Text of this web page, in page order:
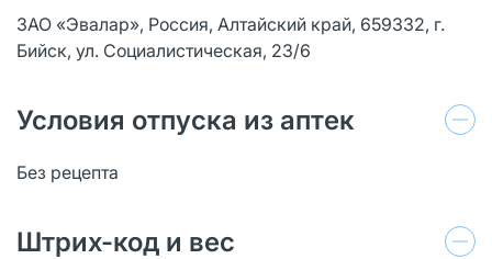
ЗАО «Эвалар», Россия, Алтайский край, 659332, г.
Бийск, ул. Социалистическая, 23/6
Условия отпуска из аптек
Без рецепта
Штрих-код и вес